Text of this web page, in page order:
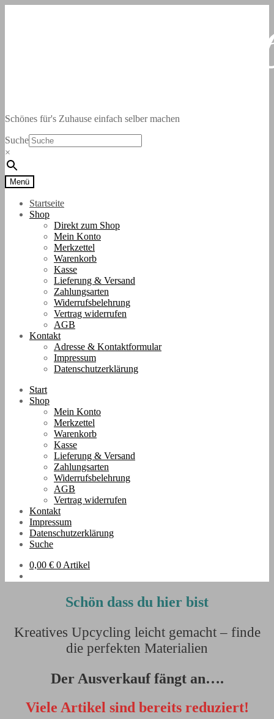
Schönes für's Zuhause einfach selber machen
Suche
×
Menü
Startseite
Shop
Direkt zum Shop
Mein Konto
Merkzettel
Warenkorb
Kasse
Lieferung & Versand
Zahlungsarten
Widerrufsbelehrung
Vertrag widerrufen
AGB
Kontakt
Adresse & Kontaktformular
Impressum
Datenschutzerklärung
Start
Shop
Mein Konto
Merkzettel
Warenkorb
Kasse
Lieferung & Versand
Zahlungsarten
Widerrufsbelehrung
AGB
Vertrag widerrufen
Kontakt
Impressum
Datenschutzerklärung
Suche
0,00 € 0 Artikel
Schön dass du hier bist
Kreatives Upcycling leicht gemacht – finde
die perfekten Materialien
Der Ausverkauf fängt an….
Viele Artikel sind bereits reduziert!